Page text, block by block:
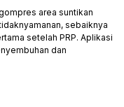
area suntikan
sebaiknya
setelah PRP. Aplikasi
dan